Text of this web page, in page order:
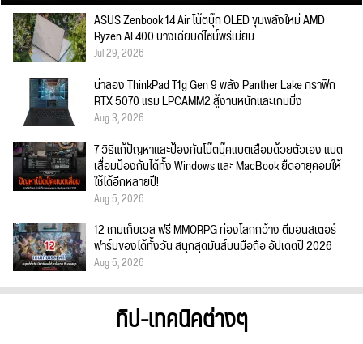
ASUS Zenbook 14 Air โน้ตบุ๊ก OLED ขุมพลังใหม่ AMD
Ryzen AI 400 บางเฉียบดีไซน์พรีเมียม
Jul 29, 2026
น่าลอง ThinkPad T1g Gen 9 พลัง Panther Lake กราฟิก
RTX 5070 แรม LPCAMM2 สู้งานหนักและเกมมิ่ง
Aug 3, 2026
7 วิธีแก้ปัญหาและป้องกันโน๊ตบุ๊คแบตเสื่อมด้วยตัวเอง แบต
เสื่อมป้องกันได้ทั้ง Windows และ MacBook ยืดอายุคอมให้
ใช้ได้อีกหลายปี!
Aug 5, 2026
12 เกมเก็บเวล ฟรี MMORPG ท่องโลกกว้าง ตีมอนสเตอร์
ฟาร์มของได้ทั้งวัน สนุกสุดมันส์บนมือถือ อัปเดตปี 2026
Aug 5, 2026
ทิป-เทคนิคต่างๆ